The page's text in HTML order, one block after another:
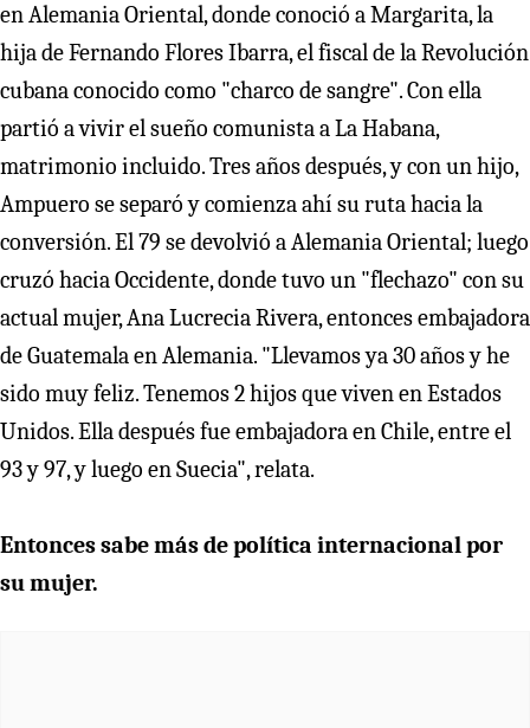
en Alemania Oriental, donde conoció a Margarita, la
hija de Fernando Flores Ibarra, el fiscal de la Revolución
cubana conocido como "charco de sangre". Con ella
partió a vivir el sueño comunista a La Habana,
matrimonio incluido. Tres años después, y con un hijo,
Ampuero se separó y comienza ahí su ruta hacia la
conversión. El 79 se devolvió a Alemania Oriental; luego
cruzó hacia Occidente, donde tuvo un "flechazo" con su
actual mujer, Ana Lucrecia Rivera, entonces embajadora
de Guatemala en Alemania. "Llevamos ya 30 años y he
sido muy feliz. Tenemos 2 hijos que viven en Estados
Unidos. Ella después fue embajadora en Chile, entre el
93 y 97, y luego en Suecia", relata.
Entonces sabe más de política internacional por
su mujer.